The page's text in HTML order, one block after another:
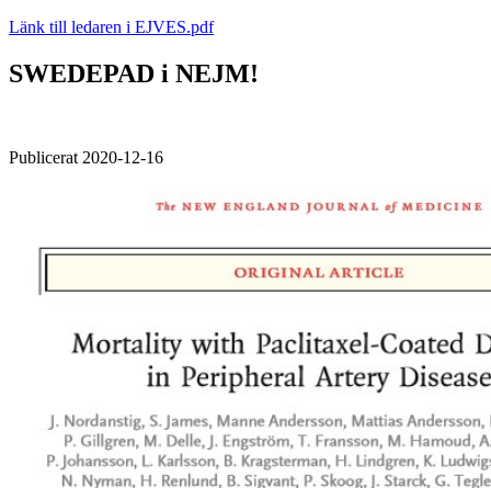
Länk till ledaren i EJVES.pdf
SWEDEPAD i NEJM!
Publicerat 2020-12-16